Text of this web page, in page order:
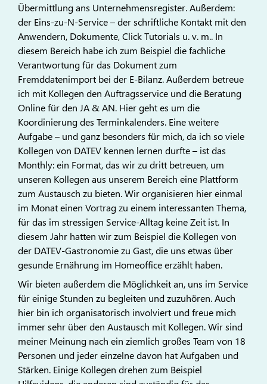
Übermittlung ans Unternehmensregister. Außerdem:
der Eins-zu-N-Service – der schriftliche Kontakt mit den
Anwendern, Dokumente, Click Tutorials u. v. m.. In
diesem Bereich habe ich zum Beispiel die fachliche
Verantwortung für das Dokument zum
Fremddatenimport bei der E-Bilanz. Außerdem betreue
ich mit Kollegen den Auftragsservice und die Beratung
Online für den JA & AN. Hier geht es um die
Koordinierung des Terminkalenders. Eine weitere
Aufgabe – und ganz besonders für mich, da ich so viele
Kollegen von DATEV kennen lernen durfte – ist das
Monthly: ein Format, das wir zu dritt betreuen, um
unseren Kollegen aus unserem Bereich eine Plattform
zum Austausch zu bieten. Wir organisieren hier einmal
im Monat einen Vortrag zu einem interessanten Thema,
für das im stressigen Service-Alltag keine Zeit ist. In
diesem Jahr hatten wir zum Beispiel die Kollegen von
der DATEV-Gastronomie zu Gast, die uns etwas über
gesunde Ernährung im Homeoffice erzählt haben.
Wir bieten außerdem die Möglichkeit an, uns im Service
für einige Stunden zu begleiten und zuzuhören. Auch
hier bin ich organisatorisch involviert und freue mich
immer sehr über den Austausch mit Kollegen. Wir sind
meiner Meinung nach ein ziemlich großes Team von 18
Personen und jeder einzelne davon hat Aufgaben und
Stärken. Einige Kollegen drehen zum Beispiel